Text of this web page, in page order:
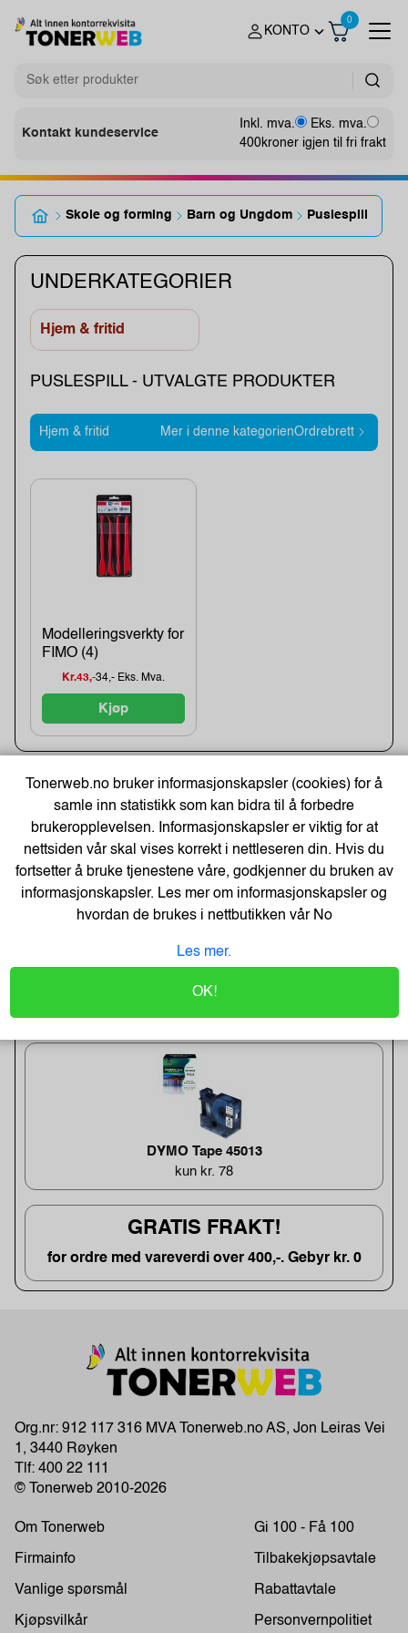
KONTO
0
Kontakt kundeservice
Inkl. mva.
Eks. mva.
400kroner igjen til fri frakt
Skole og forming Barn og Ungdom Puslespill
Kjøpshjelp
Man - Fre 09:00 - 17:00
400 22 111
UKENS TILBUD!
DYMO Tape 45013
kun kr. 78
GRATIS FRAKT!
for ordre med vareverdi over 400,-. Gebyr kr. 0
UNDERKATEGORIER
Hjem & fritid
PUSLESPILL - UTVALGTE PRODUKTER
Hjem & fritid Mer i denne kategorienOrdrebrett
Modelleringsverkty for
FIMO (4)
Kr.43,-34,- Eks. Mva.
Kjøp
Org.nr: 912 117 316 MVA Tonerweb.no AS, Jon Leiras Vei
1, 3440 Røyken
Tlf: 400 22 111
© Tonerweb 2010-2026
Om Tonerweb
Firmainfo
Vanlige spørsmål
Kjøpsvilkår
Gi 100 - Få 100
Tilbakekjøpsavtale
Rabattavtale
Personvernpolitiet
Tonerweb.no bruker informasjonskapsler (cookies) for å
samle inn statistikk som kan bidra til å forbedre
brukeropplevelsen. Informasjonskapsler er viktig for at
nettsiden vår skal vises korrekt i nettleseren din. Hvis du
fortsetter å bruke tjenestene våre, godkjenner du bruken av
informasjonskapsler. Les mer om informasjonskapsler og
hvordan de brukes i nettbutikken vårNo
Les mer.
OK!